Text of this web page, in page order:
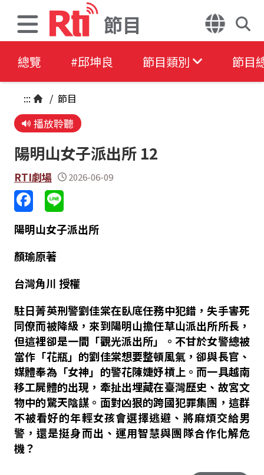
節目
總覽 #邱坤良 節目類別 節目
::: / 節目
播放聆聽
陽明山女子派出所 12
RTI劇場 2026-06-09
陽明山女子派出所
顏瑜原著
台灣角川 授權
駐日菁英刑警劉佳棠在臥底任務中犯錯，失手害死
同僚而被降級，來到陽明山擔任草山派出所所長，
但這裡卻是一間「觀光派出所」。不甘於女警總被
當作「花瓶」的劉佳棠想要整頓風氣，卻與長官、
媒體奉為「女神」的警花陳婕妤槓上。而一具越南
移工屍體的出現，牽扯出埋藏在臺灣歷史、故宮文
物中的驚天陰謀。面對凶狠的跨國犯罪集團，這群
不被看好的年輕女孩會選擇逃避、將麻煩交給男
警，還是挺身而出、運用智慧與團隊合作化解危
機？